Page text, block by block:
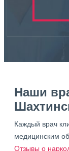
Наши
Каждый врач
медицинским
Отзывы о